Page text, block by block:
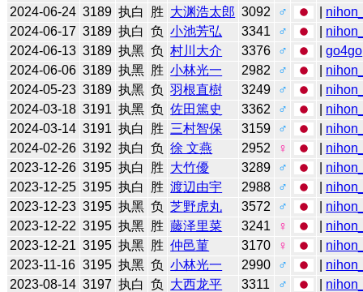
2024-06-24 3189 执白 胜 大渊浩太郎 3092 ♂
2024-06-17 3189 执白 负 小池芳弘 3341 ♂
2024-06-13 3189 执黑 负 村川大介 3376 ♂ |go4go
2024-06-06 3189 执黑 胜 小林光一 2982 ♂
2024-05-23 3189 执黑 负 羽根直樹 3249 ♂
2024-03-18 3191 执黑 负 佐田篤史 3362 ♂
2024-03-14 3191 执白 胜 三村智保 3159 ♂
2024-02-26 3192 执白 负 徐 文燕 2952 ♀
2023-12-26 3195 执白 胜 大竹優 3289 ♂
2023-12-25 3195 执白 胜 渡辺由宇 2988 ♂
2023-12-23 3195 执黑 负 芝野虎丸 3572 ♂
2023-12-22 3195 执黑 胜 藤泽里菜 3241 ♀
2023-12-21 3195 执黑 胜 仲邑菫 3170 ♀
2023-11-16 3195 执黑 负 小林光一 2990 ♂
2023-08-14 3197 执白 负 大西龙平 3311 ♂